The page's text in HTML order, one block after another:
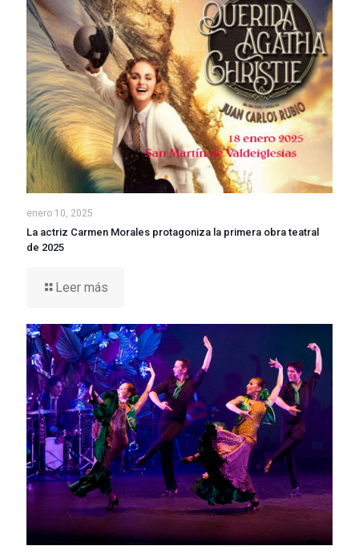
enero 10, 2025
La actriz Carmen Morales protagoniza la primera obra teatral
de 2025
Leer más